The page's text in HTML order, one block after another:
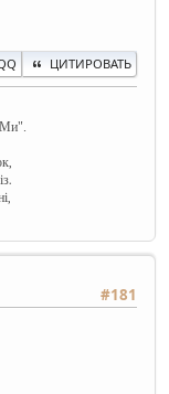
ЦИТИРОВАТЬ
#181